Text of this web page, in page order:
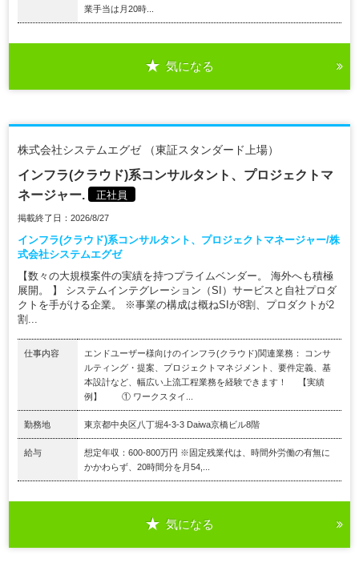
業手当は月20時...
気になる
株式会社システムエグゼ （東証スタンダード上場）
インフラ(クラウド)系コンサルタント、プロジェクトマ
ネージャー.
正社員
掲載終了日：2026/8/27
インフラ(クラウド)系コンサルタント、プロジェクトマネージャー/株
式会社システムエグゼ
【数々の大規模案件の実績を持つプライムベンダー。 海外へも積極
展開。 】 システムインテグレーション（SI）サービスと自社プロダ
クトを手がける企業。 ※事業の構成は概ねSIが8割、プロダクトが2
割...
仕事内容
エンドユーザー様向けのインフラ(クラウド)関連業務： コンサ
ルティング・提案、プロジェクトマネジメント、要件定義、基
本設計など、幅広い上流工程業務を経験できます！ 【実績
例】 ① ワークスタイ...
勤務地 東京都中央区八丁堀4-3-3 Daiwa京橋ビル8階
給与
想定年収：600-800万円 ※固定残業代は、時間外労働の有無に
かかわらず、20時間分を月54,...
気になる